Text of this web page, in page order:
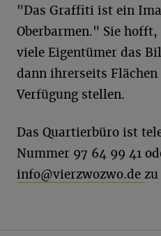
"Das Graffiti ist ein
Oberbarmen." Sie
viele Eigentümer das
dann ihrerseits
Verfügung stellen.
Das Quartierbüro ist
Nummer 97 64 99 41
info@vierzwozwo.de zu